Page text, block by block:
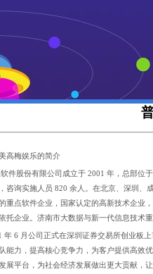
美高梅娱乐的简介
件股份有限公司成立于 2001 年，总部位
咨询实施人员 820 余人。在北京、深圳、
重点软件企业，国家认定的高新技术企业
托企业。济南市大数据与新一代信息技术
年 6 月公司正式在深圳证券交易所创业板
能力，提高核心竞争力，为客户提供高效
展平台，为社会经济发展做出更大贡献，